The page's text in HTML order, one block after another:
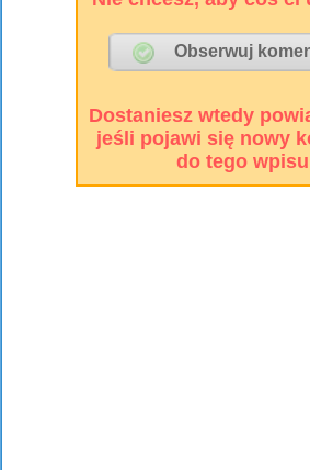
Dostaniesz wtedy
jeśli pojawi się nowy
do tego